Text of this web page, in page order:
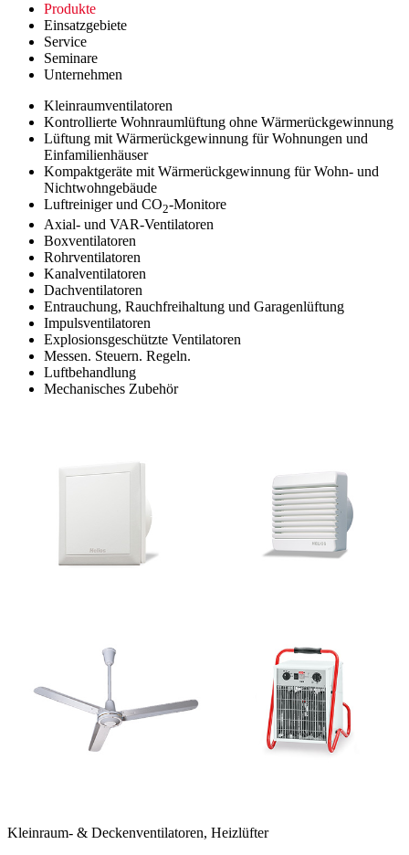
Produkte
Einsatzgebiete
Service
Seminare
Unternehmen
Kleinraumventilatoren
Kontrollierte Wohnraumlüftung ohne Wärmerückgewinnung
Lüftung mit Wärmerückgewinnung für Wohnungen und
Einfamilienhäuser
Kompaktgeräte mit Wärmerückgewinnung für Wohn- und
Nichtwohngebäude
Luftreiniger und CO2-Monitore
Axial- und VAR-Ventilatoren
Boxventilatoren
Rohrventilatoren
Kanalventilatoren
Dachventilatoren
Entrauchung, Rauchfreihaltung und Garagenlüftung
Impulsventilatoren
Explosionsgeschützte Ventilatoren
Messen. Steuern. Regeln.
Luftbehandlung
Mechanisches Zubehör
Kleinraum- & Deckenventilatoren, Heizlüfter